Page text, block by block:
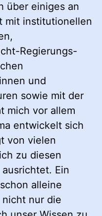
über einiges an
mit institutionellen
Regierungs-
und
sowie mit der
mich vor allem
entwickelt sich
von vielen
zu diesen
Ein
alleine
nur die